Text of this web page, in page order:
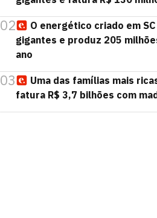
02
O energético criado em
gigantes e produz 205
ano
03
Uma das famílias mais
fatura R$ 3,7 bilhões com